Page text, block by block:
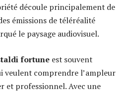
découle principalement de
émissions de téléréalité
le paysage audiovisuel.
fortune est souvent
veulent comprendre l’ampleur
et professionnel. Avec une